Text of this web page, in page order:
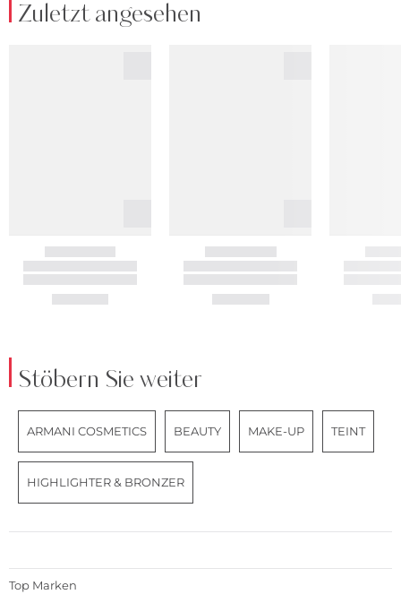
Zuletzt angesehen
Stöbern Sie weiter
ARMANI COSMETICS BEAUTY MAKE-UP TEINT
HIGHLIGHTER & BRONZER
Top Marken